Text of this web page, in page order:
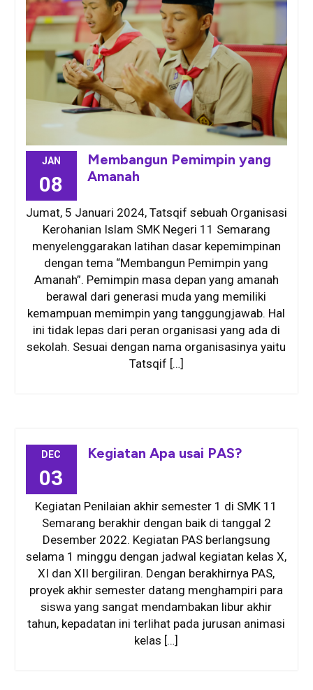
JAN
08
Membangun Pemimpin yang
Amanah
Jumat, 5 Januari 2024, Tatsqif sebuah Organisasi
Kerohanian Islam SMK Negeri 11 Semarang
menyelenggarakan latihan dasar kepemimpinan
dengan tema “Membangun Pemimpin yang
Amanah”. Pemimpin masa depan yang amanah
berawal dari generasi muda yang memiliki
kemampuan memimpin yang tanggungjawab. Hal
ini tidak lepas dari peran organisasi yang ada di
sekolah. Sesuai dengan nama organisasinya yaitu
Tatsqif […]
DEC
03
Kegiatan Apa usai PAS?
Kegiatan Penilaian akhir semester 1 di SMK 11
Semarang berakhir dengan baik di tanggal 2
Desember 2022. Kegiatan PAS berlangsung
selama 1 minggu dengan jadwal kegiatan kelas X,
XI dan XII bergiliran. Dengan berakhirnya PAS,
proyek akhir semester datang menghampiri para
siswa yang sangat mendambakan libur akhir
tahun, kepadatan ini terlihat pada jurusan animasi
kelas […]